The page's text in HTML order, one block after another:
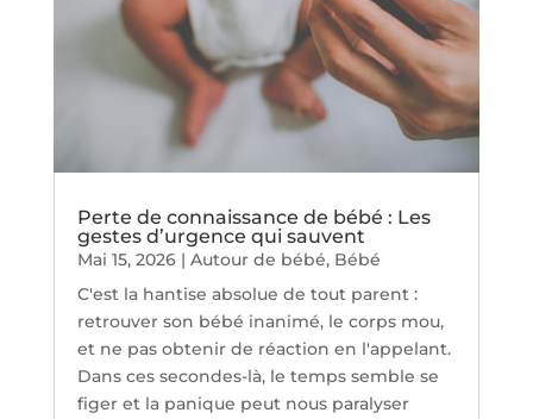
Perte de connaissance de bébé : Les
gestes d’urgence qui sauvent
Mai 15, 2026| Autour de bébé, Bébé
C'est la hantise absolue de tout parent :
retrouver son bébé inanimé, le corps mou,
et ne pas obtenir de réaction en l'appelant.
Dans ces secondes-là, le temps semble se
figer et la panique peut nous paralyser